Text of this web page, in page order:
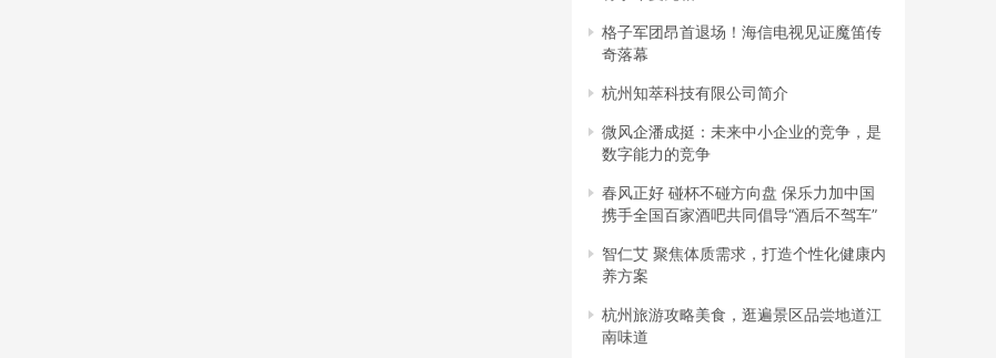
格子军团昂首退场！海信电视见证魔笛传
奇落幕
杭州知萃科技有限公司简介
微风企潘成挺：未来中小企业的竞争，是
数字能力的竞争
春风正好 碰杯不碰方向盘 保乐力加中国
携手全国百家酒吧共同倡导“酒后不驾车”
智仁艾 聚焦体质需求，打造个性化健康内
养方案
杭州旅游攻略美食，逛遍景区品尝地道江
南味道